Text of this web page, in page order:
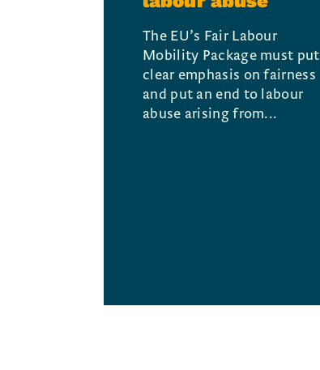
The EU’s Fair Labour
Mobility Package must put
clear emphasis on fairness
and put an end to labour
abuse arising from...